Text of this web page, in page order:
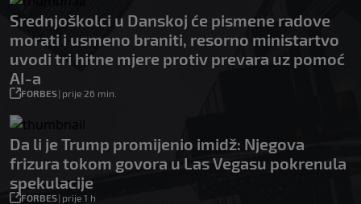
Srednjoškolci u Danskoj će pismene radove
morati i usmeno braniti, resorno ministartvo
uvodi tri hitne mjere protiv prevara uz pomoć
AI-a
FORBES| prije 26 min.
Da li je Trump promijenio imidž: Njegova
frizura tokom govora u Las Vegasu pokrenula
spekulacije
FORBES| prije 1 h